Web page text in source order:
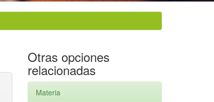
Otras opciones
relacionadas
Materia